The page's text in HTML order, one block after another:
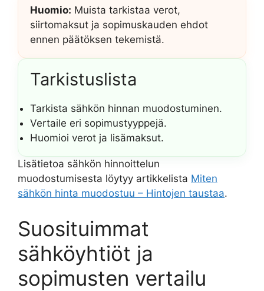
Huomio: Muista tarkistaa verot,
siirtomaksut ja sopimuskauden ehdot
ennen päätöksen tekemistä.
Tarkistuslista
Tarkista sähkön hinnan muodostuminen.
Vertaile eri sopimustyyppejä.
Huomioi verot ja lisämaksut.
Lisätietoa sähkön hinnoittelun
muodostumisesta löytyy artikkelista Miten
sähkön hinta muodostuu – Hintojen taustaa.
Suosituimmat
sähköyhtiöt ja
sopimusten vertailu